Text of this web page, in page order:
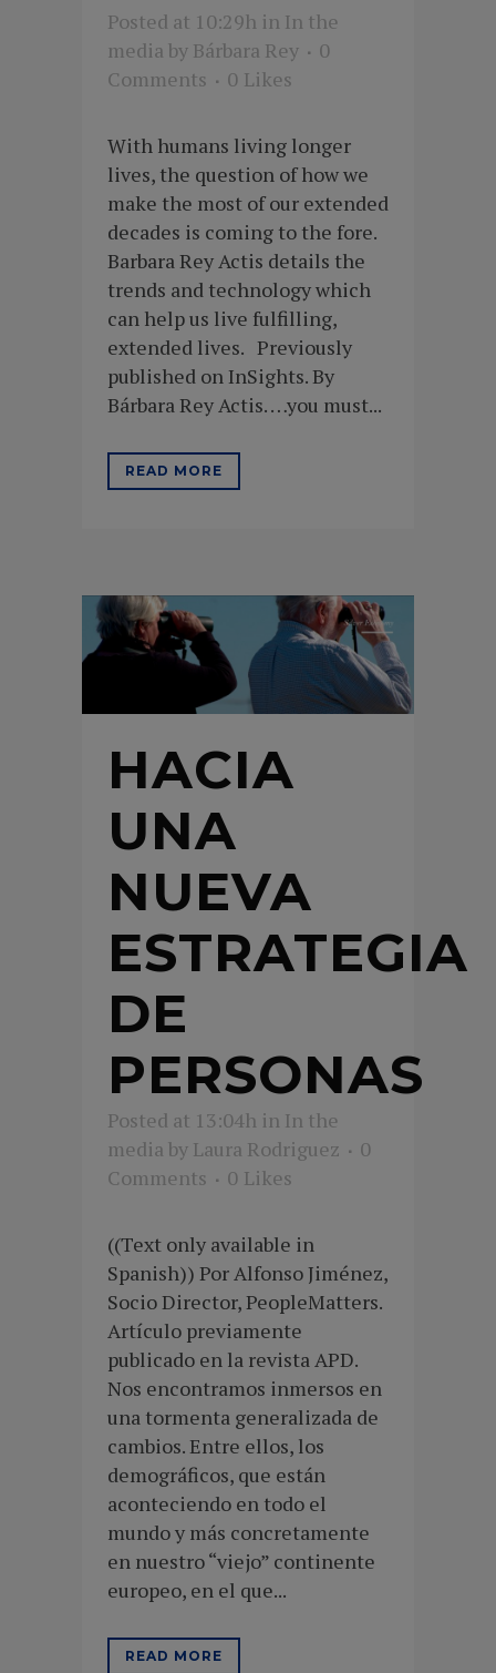
Posted at 10:29h in In the
media by Bárbara Rey
0
Comments
0 Likes
With humans living longer
lives, the question of how we
make the most of our extended
decades is coming to the fore.
Barbara Rey Actis details the
trends and technology which
can help us live fulfilling,
extended lives. Previously
published on InSights. By
Bárbara Rey Actis. …you must...
READ MORE
HACIA
UNA
NUEVA
ESTRATEGIA
DE
PERSONAS
Posted at 13:04h in In the
media by Laura Rodriguez
0
Comments
0 Likes
((Text only available in
Spanish)) Por Alfonso Jiménez,
Socio Director, PeopleMatters.
Artículo previamente
publicado en la revista APD.
Nos encontramos inmersos en
una tormenta generalizada de
cambios. Entre ellos, los
demográficos, que están
aconteciendo en todo el
mundo y más concretamente
en nuestro “viejo” continente
europeo, en el que...
READ MORE